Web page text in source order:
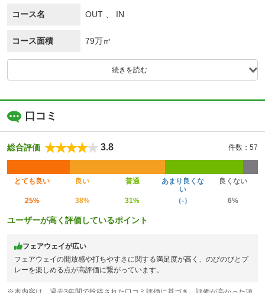
コース名 OUT 、 IN
コース面積 79万㎡
続きを読む
口コミ
総合評価 3.8 件数：57
とても良い 良い 普通
あまり良くな
い
良くない
25% 38% 31% （-） 6%
ユーザーが高く評価しているポイント
フェアウェイが広い
フェアウェイの開放感や打ちやすさに関する満足度が高く、のびのびとプ
レーを楽しめる点が高評価に繋がっています。